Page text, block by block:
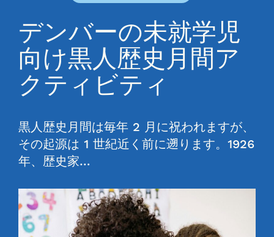
デンバーの未就学児
向け黒人歴史月間ア
クティビティ
黒人歴史月間は毎年 2 月に祝われますが、
その起源は 1 世紀近く前に遡ります。1926
年、歴史家…